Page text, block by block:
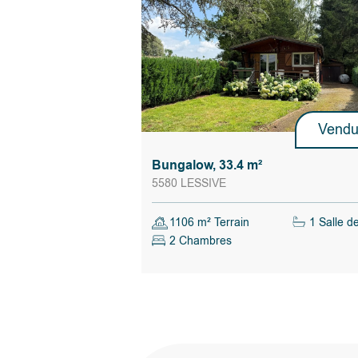
le mieux au regard de ses propres critères
l’offre, conditions suspensives, délai de
Calculer les droits d'enregistrement
Vendu
Bungalow, 33.4 m²
5580 LESSIVE
1106 m² Terrain
1 Salle
2 Chambres